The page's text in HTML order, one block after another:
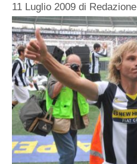
11 Luglio 2009 di Redazione